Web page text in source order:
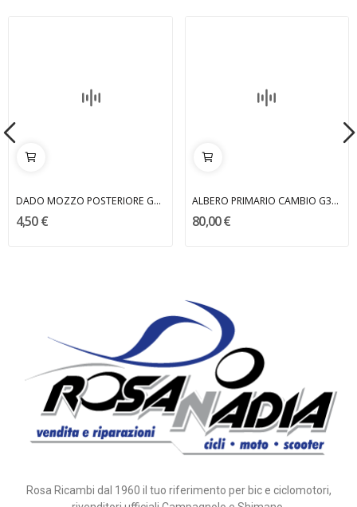
DADO MOZZO POSTERIORE GRIZZLY 10 E 12 MALAGUTI
4,50 €
ALBERO PRIMARIO CAMBIO G30 MALAGUTI
80,00 €
Rosa Ricambi dal 1960 il tuo riferimento per bic e ciclomotori,